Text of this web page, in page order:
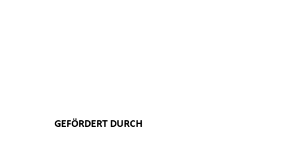
GEFÖRDERT DURCH